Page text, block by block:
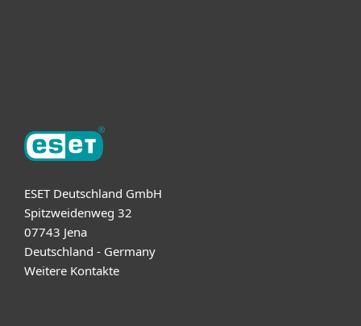
ESET Deutschland GmbH
Spitzweidenweg 32
07743 Jena
Deutschland - Germany
Weitere Kontakte